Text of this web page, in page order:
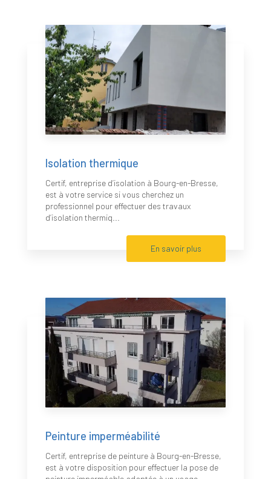
Isolation thermique
Certif, entreprise d’isolation à Bourg-en-Bresse,
est à votre service si vous cherchez un
professionnel pour effectuer des travaux
d’isolation thermiq...
En savoir plus
Peinture imperméabilité
Certif, entreprise de peinture à Bourg-en-Bresse,
est à votre disposition pour effectuer la pose de